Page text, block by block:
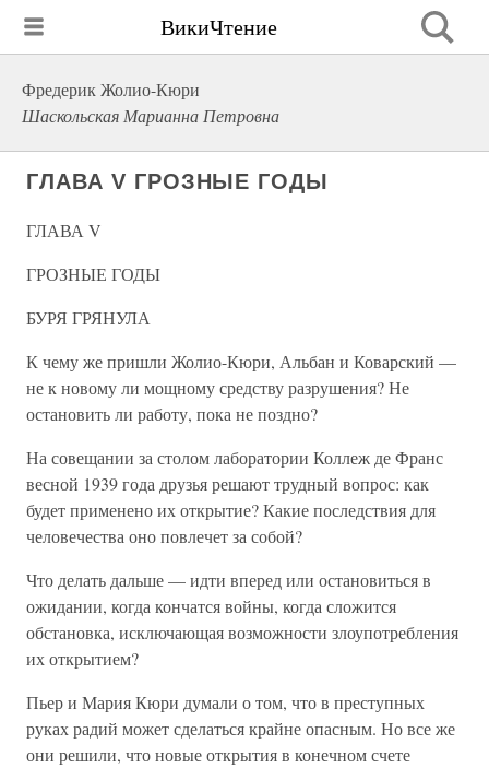
ВикиЧтение
Фредерик Жолио-Кюри
Шаскольская Марианна Петровна
ГЛАВА V ГРОЗНЫЕ ГОДЫ
ГЛАВА V
ГРОЗНЫЕ ГОДЫ
БУРЯ ГРЯНУЛА
К чему же пришли Жолио-Кюри, Альбан и Коварский —
не к новому ли мощному средству разрушения? Не
остановить ли работу, пока не поздно?
На совещании за столом лаборатории Коллеж де Франс
весной 1939 года друзья решают трудный вопрос: как
будет применено их открытие? Какие последствия для
человечества оно повлечет за собой?
Что делать дальше — идти вперед или остановиться в
ожидании, когда кончатся войны, когда сложится
обстановка, исключающая возможности злоупотребления
их открытием?
Пьер и Мария Кюри думали о том, что в преступных
руках радий может сделаться крайне опасным. Но все же
они решили, что новые открытия в конечном счете